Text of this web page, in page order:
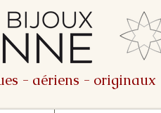
- aériens - originaux